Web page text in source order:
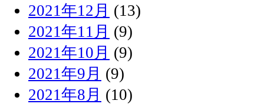
2021年12月 (13)
2021年11月 (9)
2021年10月 (9)
2021年9月 (9)
2021年8月 (10)